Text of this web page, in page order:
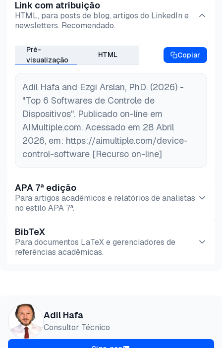
externos, prevenindo o acesso não autorizado.
Ferramentas como software de bloqueio de USB e
contra ameaças internas e emitem alertas para
atividades suspeitas.
Auditoria e conformidade:O software de
controle de dispositivos ajuda as empresas a
cumprir regulamentações como a GDPR,
garantindo a proteção de dados confidenciais,
como PII. Recursos como criptografia de dados e
anonimização protegem dados confidenciais e
apoiam os processos de auditoria.
Gerenciamento de dispositivos:
trabalho remoto, as plataformas de gerenciamento
portas USB e dispositivos de armazenamento
removíveis, permitindo atualizações e
configurações remotas fáceis, enquanto protegem
Link com atribuição
HTML, para posts de blog, artigos do LinkedIn e
newsletters. Recomendado.
Pré-
visualização
HTML Copiar
Adil Hafa and Ezgi Arslan, PhD. (2026) -
"Top 6 Softwares de Controle de
Dispositivos". Publicado on-line em
AIMultiple.com. Acessado em 28 Abril
2026, em: https://aimultiple.com/device-
control-software [Recurso on-line]
APA 7ª edição
Para artigos acadêmicos e relatórios de analistas
no estilo APA 7ª.
Pré-
visualização
HTML
BibTeX
Para documentos LaTeX e gerenciadores de
referências acadêmicas.
@misc{hafa2026,
  author = {Hafa, Adil and PhD., Ezgi Arslan,},
title  = {{Top 6 Softwares de Controle de
  year   = {2026},
Adil Hafa
Consultor Técnico